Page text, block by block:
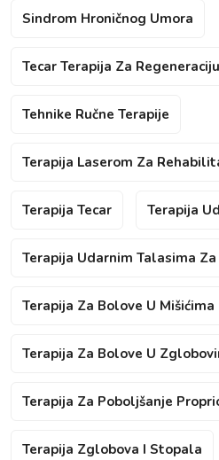
Sindrom Hroničnog Umora
Tecar Terapija Za
Tehnike Ručne Terapije
Terapija Laserom Za
Terapija Tecar Terapija
Terapija Udarnim Talasima
Terapija Za Bolove U Mišićima
Terapija Za Bolove U
Terapija Za Poboljšanje
Terapija Zglobova I Stopala